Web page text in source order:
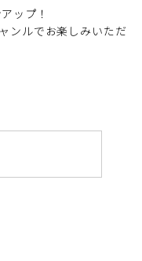
ップ！
ンルでお楽しみいただ